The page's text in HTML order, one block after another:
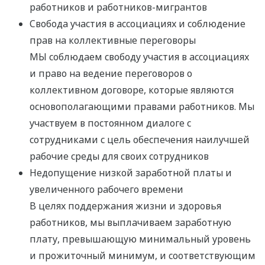
работников и работников-мигрантов
Свобода участия в ассоциациях и соблюдение
прав на коллективные переговоры
МЫ соблюдаем свободу участия в ассоциациях
и право на ведение переговоров о
коллективном договоре, которые являются
основополагающими правами работников. Мы
участвуем в постоянном диалоге с
сотрудниками с цель обеспечения наилучшей
рабочие среды для своих сотрудников
Недопущение низкой заработной платы и
увеличенного рабочего времени
В целях поддержания жизни и здоровья
работников, мы выплачиваем заработную
плату, превышающую минимальный уровень
и прожиточный минимум, и соответствующим